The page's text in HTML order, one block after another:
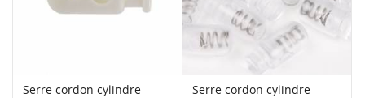
Serre cordon cylindre Serre cordon cylindre